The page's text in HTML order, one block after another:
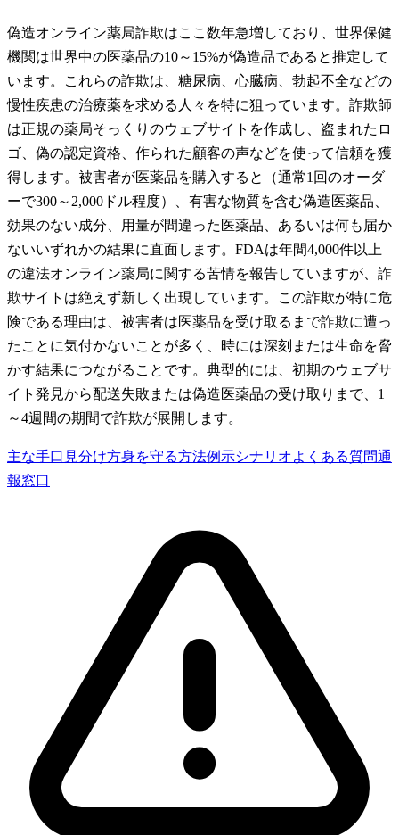
偽造オンライン薬局詐欺はここ数年急増しており、世界保健
機関は世界中の医薬品の10～15%が偽造品であると推定して
います。これらの詐欺は、糖尿病、心臓病、勃起不全などの
慢性疾患の治療薬を求める人々を特に狙っています。詐欺師
は正規の薬局そっくりのウェブサイトを作成し、盗まれたロ
ゴ、偽の認定資格、作られた顧客の声などを使って信頼を獲
得します。被害者が医薬品を購入すると（通常1回のオーダ
ーで300～2,000ドル程度）、有害な物質を含む偽造医薬品、
効果のない成分、用量が間違った医薬品、あるいは何も届か
ないいずれかの結果に直面します。FDAは年間4,000件以上
の違法オンライン薬局に関する苦情を報告していますが、詐
欺サイトは絶えず新しく出現しています。この詐欺が特に危
険である理由は、被害者は医薬品を受け取るまで詐欺に遭っ
たことに気付かないことが多く、時には深刻または生命を脅
かす結果につながることです。典型的には、初期のウェブサ
イト発見から配送失敗または偽造医薬品の受け取りまで、1
～4週間の期間で詐欺が展開します。
主な手口 見分け方身を守る方法例示シナリオよくある質問通
報窓口